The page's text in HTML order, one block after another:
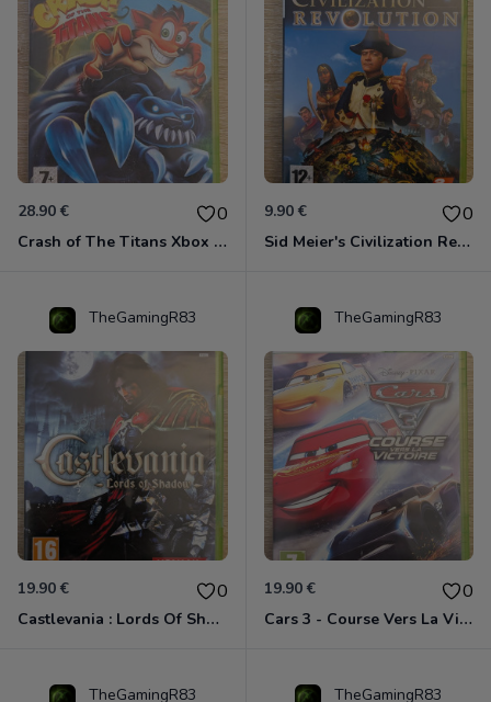
28.90 € 0
Crash of The Titans Xbox 360
9.90 € 0
Sid Meier's Civilization Revolution Xbox 360
TheGamingR83
19.90 € 0
Castlevania : Lords Of Shadow Xbox 360
TheGamingR83
19.90 € 0
Cars 3 - Course Vers La Victoire Xbox 360
TheGamingR83 TheGamingR83